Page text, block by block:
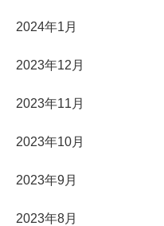
2024年1月
2023年12月
2023年11月
2023年10月
2023年9月
2023年8月